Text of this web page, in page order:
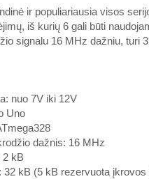
ir populiariausia visos
iš kurių 6 gali būti
signalu 16 MHz dažniu, turi
nuo 7V iki 12V
Uno
dažnis: 16 MHz
2 kB
32 kB (5 kB rezervuota